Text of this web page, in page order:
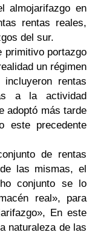
almojarifazgo en
rentas reales,
del sur.
primitivo portazgo
un régimen
rentas
a la actividad
adoptó más tarde
este precedente
de rentas
las mismas, el
conjunto se lo
real», para
En este
naturaleza de las